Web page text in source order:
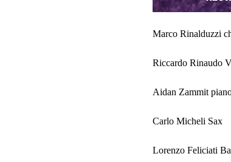
Marco Rinalduzzi
Riccardo Rinaudo
Aidan Zammit
Carlo Micheli Sax
Lorenzo Feliciati